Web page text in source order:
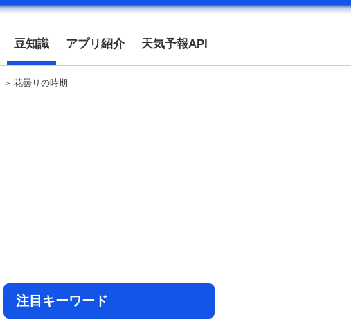
豆知識 アプリ紹介 天気予報API
花曇りの時期
注目キーワード